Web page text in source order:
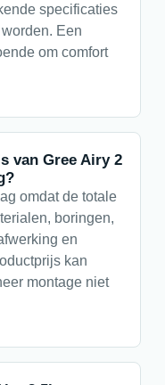
specificaties
Een
om comfort
van Gree Airy 2
omdat de totale
boringen,
en
kan
montage niet